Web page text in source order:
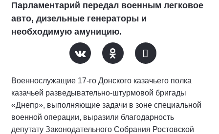
Парламентарий передал военным легковое
авто, дизельные генераторы и
необходимую амуницию.
Военнослужащие 17-го Донского казачьего полка
казачьей разведывательно-штурмовой бригады
«Днепр», выполняющие задачи в зоне специальной
военной операции, выразили благодарность
депутату Законодательного Собрания Ростовской